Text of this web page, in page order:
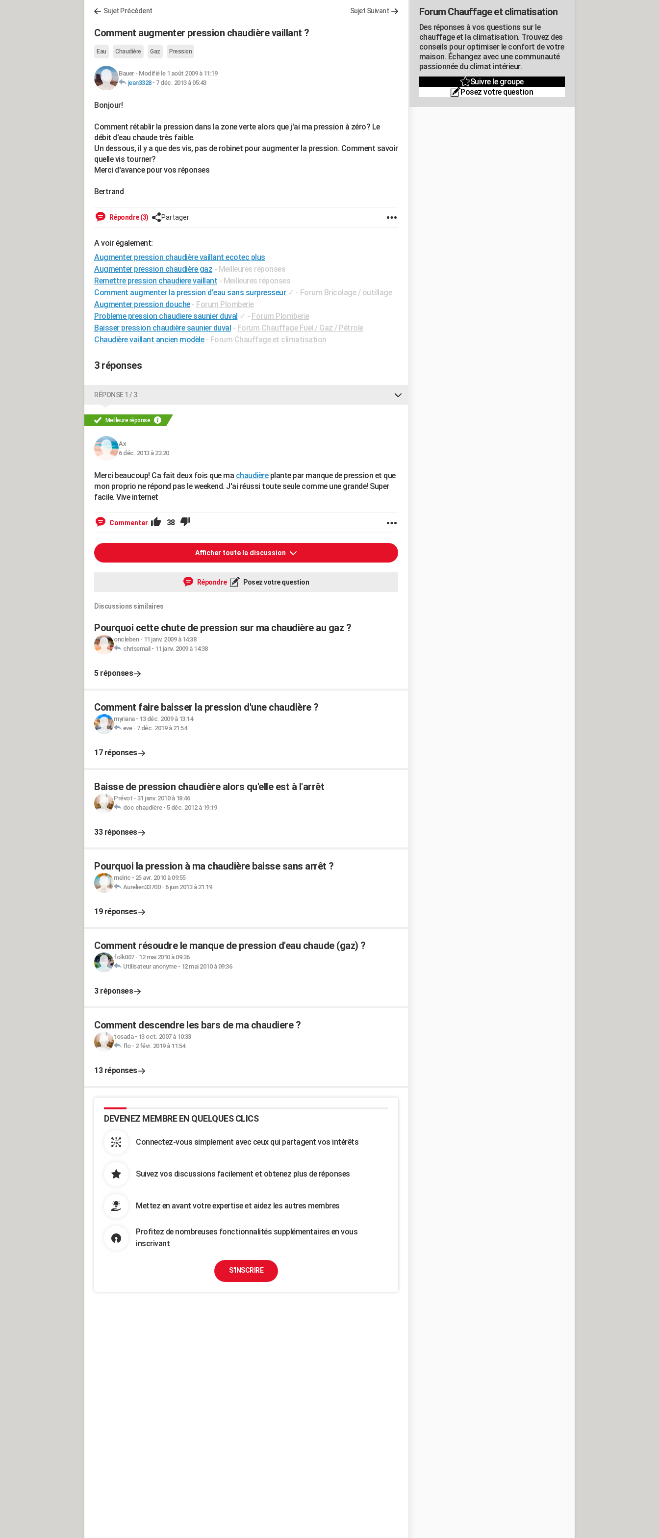
Sujet Précédent Sujet Suivant
Comment augmenter pression chaudière vaillant ?
Eau Chaudière Gaz Pression
Bauer- Modifié le 1 août 2009 à 11:19
jean3328- 7 déc. 2013 à 05:43
Bonjour!
Comment rétablir la pression dans la zone verte alors que j'ai ma pression à zéro? Le
débit d'eau chaude très faible.
Un dessous, il y a que des vis, pas de robinet pour augmenter la pression. Comment savoir
quelle vis tourner?
Merci d'avance pour vos réponses
Bertrand
Répondre (3) Partager
A voir également:
Augmenter pression chaudière vaillant ecotec plus
Augmenter pression chaudière gaz - Meilleures réponses
Remettre pression chaudiere vaillant - Meilleures réponses
Comment augmenter la pression d'eau sans surpresseur ✓ - Forum Bricolage / outillage
Augmenter pression douche - Forum Plomberie
Probleme pression chaudiere saunier duval ✓ - Forum Plomberie
Baisser pression chaudière saunier duval - Forum Chauffage Fuel / Gaz / Pétrole
Chaudière vaillant ancien modèle - Forum Chauffage et climatisation
3 réponses
RÉPONSE 1 / 3
Meilleure réponse
Ax
6 déc. 2013 à 23:20
Merci beaucoup! Ca fait deux fois que ma chaudièreplante par manque de pression et que
mon proprio ne répond pas le weekend. J'ai réussi toute seule comme une grande! Super
facile. Vive internet
Commenter 38
Afficher toute la discussion
Répondre Posez votre question
Discussions similaires
Pourquoi cette chute de pression sur ma chaudière au gaz ?
oncleben- 11 janv. 2009 à 14:38
chrisemail - 11 janv. 2009 à 14:38
5 réponses
Comment faire baisser la pression d'une chaudière ?
myriana- 13 déc. 2009 à 13:14
eve- 7 déc. 2019 à 21:54
17 réponses
Baisse de pression chaudière alors qu'elle est à l'arrêt
Prévot - 31 janv. 2010 à 18:46
doc chaudière- 5 déc. 2012 à 19:19
33 réponses
Pourquoi la pression à ma chaudière baisse sans arrêt ?
melric - 25 avr. 2010 à 09:55
Aurelien33700- 6 juin 2013 à 21:19
19 réponses
Comment résoudre le manque de pression d'eau chaude (gaz) ?
folk007- 12 mai 2010 à 09:36
Utilisateur anonyme- 12 mai 2010 à 09:36
3 réponses
Comment descendre les bars de ma chaudiere ?
tosada- 13 oct. 2007 à 10:33
flo- 2 févr. 2019 à 11:54
13 réponses
DEVENEZ MEMBRE EN QUELQUES CLICS
Connectez-vous simplement avec ceux qui partagent vos intérêts
Suivez vos discussions facilement et obtenez plus de réponses
Mettez en avant votre expertise et aidez les autres membres
Profitez de nombreuses fonctionnalités supplémentaires en vous
inscrivant
S'INSCRIRE
Forum Chauffage et climatisation
Des réponses à vos questions sur le
chauffage et la climatisation. Trouvez des
conseils pour optimiser le confort de votre
maison. Échangez avec une communauté
passionnée du climat intérieur.
Suivre le groupe
Posez votre question